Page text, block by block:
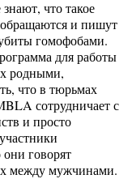
что такое
и пишут
гомофобами.
для работы
родными,
что в тюрьмах
сотрудничает с
и просто
говорят
между мужчинами.